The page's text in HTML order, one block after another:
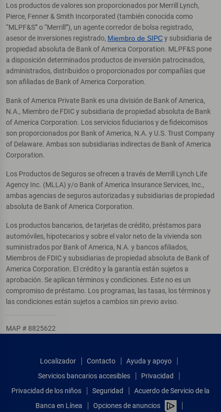
Los productos de valores son proporcionados por Merrill Lynch,
Pierce, Fenner & Smith Incorporated (también conocida como
“MLPF&S” o “Merrill”), un agente corredor de bolsa registrado,
asesor de inversiones registrado, Miembro de SIPCy subsidiaria de
propiedad absoluta de Bank of America Corporation. MLPF&S pone
a disposición determinados productos de inversión patrocinados,
administrados, distribuidos o proporcionados por compañías que
son afiliadas de Bank of America Corporation.
Bank of America Private Bank es una división de Bank of America,
N.A., Miembro de FDIC y subsidiaria de propiedad absoluta de Bank
of America Corporation. Los servicios fiduciarios y de fideicomisos
son proporcionados por Bank of America, N.A. y U.S. Trust Company
of Delaware. Ambas son subsidiarias indirectas de Bank of America
Corporation.
Los Productos de Seguros se ofrecen a través de Merrill Lynch Life
Agency Inc. (MLLA) y/o Bank of America Insurance Services, Inc.,
ambas agencias de seguros autorizadas y subsidiarias de propiedad
absoluta de Bank of America Corporation.
Los productos bancarios, de tarjetas de crédito, préstamos para
automóviles, hipotecarios y sobre el valor neto de la vivienda son
suministrados por Bank of America, N.A. y bancos afiliados,
Miembros de FDIC y subsidiarias de propiedad absoluta de Bank of
America Corporation. El crédito y la garantía están sujetos a
aprobación. Se aplican términos y condiciones. Este no es un
compromiso de préstamo. Los programas, las tasas, los términos y
las condiciones están sujetos a cambios sin previo aviso.
MAP # 8825622
Localizador Contacto
Ayuda y apoyo
Servicios bancarios accesibles
Privacidad
Privacidad de los niños
Seguridad
Acuerdo de Servicio de la
Banca en Línea
Opciones de anuncios